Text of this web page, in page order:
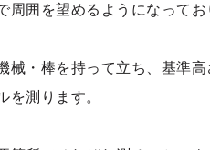
周囲を望めるようになって
械・棒を持って立ち、基準高
を測ります。